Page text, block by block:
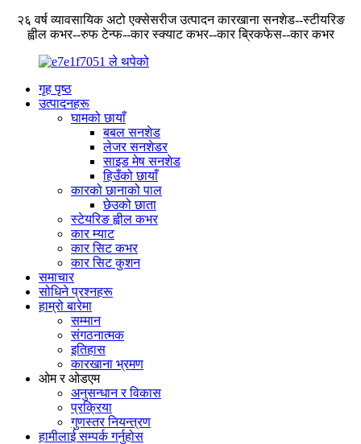
२६ वर्ष व्यावसायिक अटो एक्सेसरीज उत्पादन कारखाना सनशेड--स्टीयरिङ
ह्वील कभर--रुफ टेन्फ--कार स्क्याट कभर--कार ब्रिकफेस--कार कभर
गृह पृष्ठ
उत्पादनहरू
घामको छायाँ
बबल सनशेड
लेजर सनशेडर
साइड मेष सनशेड
हिउँको छायाँ
कारको छानाको पाल
छेउको छाता
स्टेयरिङ ह्वील कभर
कार म्याट
कार सिट कभर
कार सिट कुशन
समाचार
सोधिने प्रश्नहरू
हाम्रो बारेमा
सम्मान
संगठनात्मक
इतिहास
कारखाना भ्रमण
ओम र ओडएम
अनुसन्धान र विकास
प्रक्रिया
गुणस्तर नियन्त्रण
हामीलाई सम्पर्क गर्नुहोस